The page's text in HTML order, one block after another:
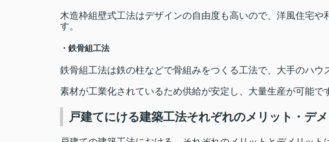
木造枠組壁式工法はデザインの自由度も高いので、洋風住宅や
す。
・鉄骨組工法
鉄骨組工法は鉄の柱などで骨組みをつくる工法で、大手のハウ
素材が工業化されているため供給が安定し、大量生産が可能で
戸建てにける建築工法それぞれのメリット・デメ